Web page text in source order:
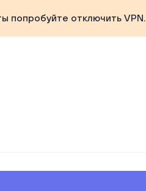
попробуйте отключить VPN.